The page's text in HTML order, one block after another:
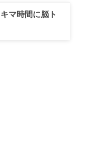
マ時間に脳ト